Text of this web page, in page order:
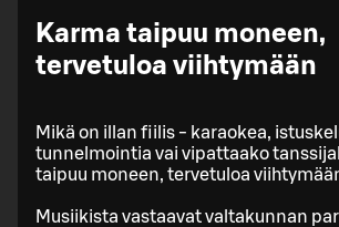
Karma taipuu moneen,
tervetuloa viihtymään
Mikä on illan fiilis - karaokea,
tunnelmointia vai vipattaako
taipuu moneen, tervetuloa
Musiikista vastaavat valtakunnan